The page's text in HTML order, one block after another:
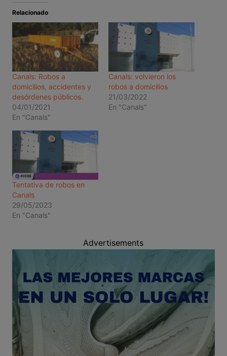
Relacionado
Canals: Robos a
domicilios, accidentes y
desórdenes públicos.
04/01/2021
En "Canals"
Canals: volvieron los
robos a domicilios
21/03/2022
En "Canals"
Tentativa de robos en
Canals
29/05/2023
En "Canals"
Advertisements